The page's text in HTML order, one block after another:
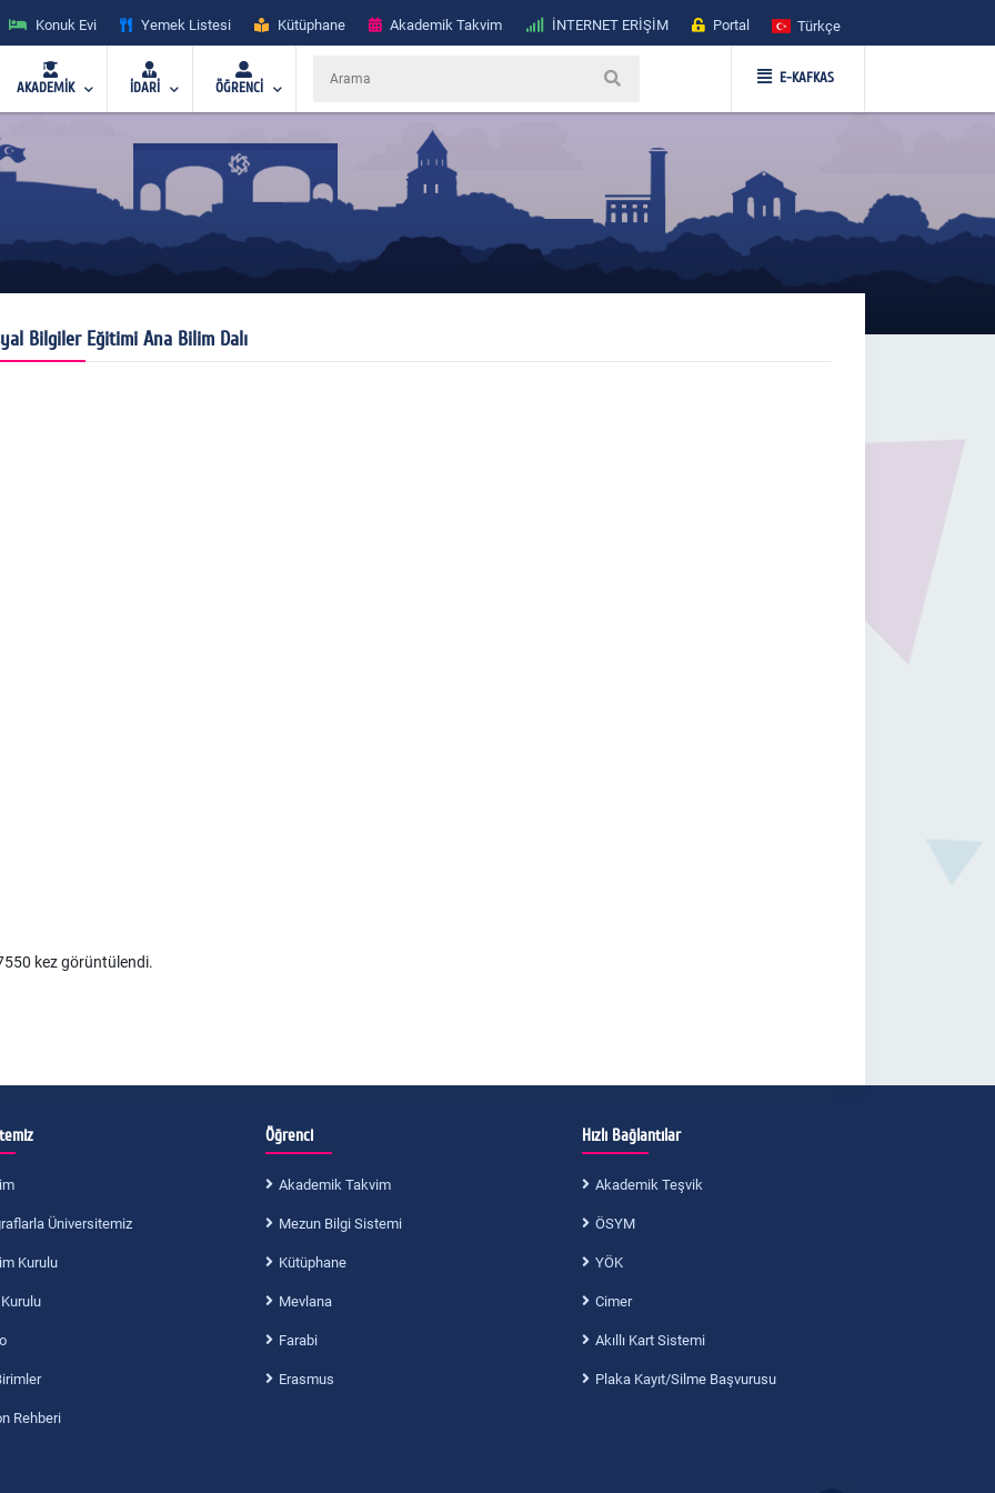
Konuk Evi Yemek Listesi Kütüphane Akademik Takvim İNTERNET ERİŞİM Portal Türkçe
AKADEMİK İDARİ ÖĞRENCİ
E-KAFKAS
Bilgiler Eğitimi Ana Bilim Dalı
kez görüntülendi.
Üniversitemiz
Kurulu
Rehberi
Öğrenci
Akademik Takvim
Mezun Bilgi Sistemi
Kütüphane
Mevlana
Farabi
Erasmus
Hızlı Bağlantılar
Akademik Teşvik
ÖSYM
YÖK
Cimer
Akıllı Kart Sistemi
Plaka Kayıt/Silme Başvurusu